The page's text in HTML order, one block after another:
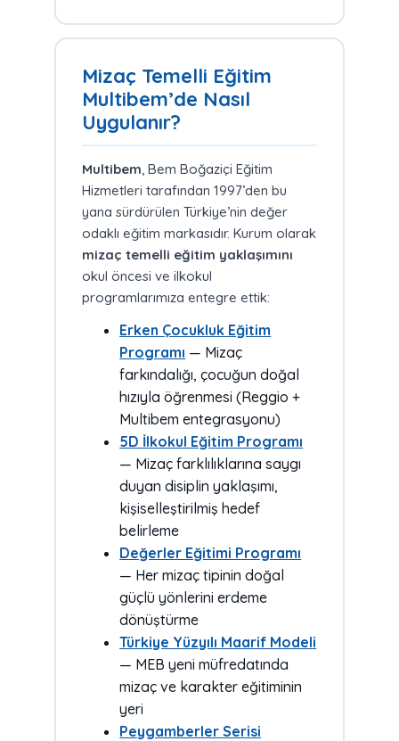
Genel Bakış” bölümünden her
mizacın üzerine aile, eğitim,
çevre, dini-ahlaki değerlerle
değer sistemidir
Kişilik ise mizaç + karakter +
öğrenilmiş davranışların
gözlemlenen bütünüdür
Değerler eğitimi, mizaç ne
olursa olsun karakter inşasında
belirleyici rol oynar.
nöral eğilimolduğu için aynı
tip çıkabileceği gibi aynı tip de
çıkabilir. İkinci durumda bile
baskın tip aynı, kanat (wing)
farklı kılar. Mizacın yanı sıra
fiziksel gelişim ve
akademik
kazanım gelişimi de bireysel
takibi gerektirir.
Mizaç Temelli Eğitim
Multibem’de Nasıl
Uygulanır?
Multibem, Bem Boğaziçi Eğitim
Hizmetleri tarafından 1997’den bu
yana sürdürülen Türkiye’nin değer
odaklı eğitim markasıdır. Kurum olarak
mizaç temelli eğitim yaklaşımını
okul öncesi ve ilkokul
programlarımıza entegre ettik:
Erken Çocukluk Eğitim
Programı — Mizaç
farkındalığı, çocuğun doğal
hızıyla öğrenmesi (Reggio +
Multibem entegrasyonu)
5D İlkokul Eğitim Programı
— Mizaç farklılıklarına saygı
duyan disiplin yaklaşımı,
kişiselleştirilmiş hedef
belirleme
Değerler Eğitimi Programı
— Her mizaç tipinin doğal
güçlü yönlerini erdeme
dönüştürme
Türkiye Yüzyılı Maarif Modeli
— MEB yeni müfredatında
mizaç ve karakter eğitiminin
yeri
Peygamberler Serisi